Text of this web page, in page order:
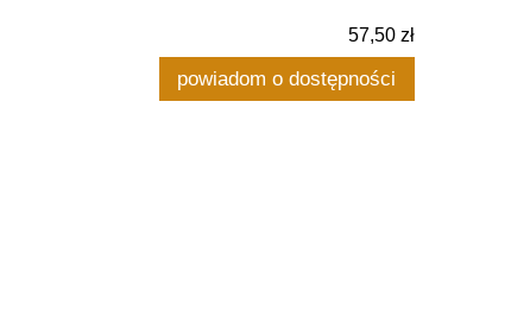
57,50 zł
powiadom o dostępności